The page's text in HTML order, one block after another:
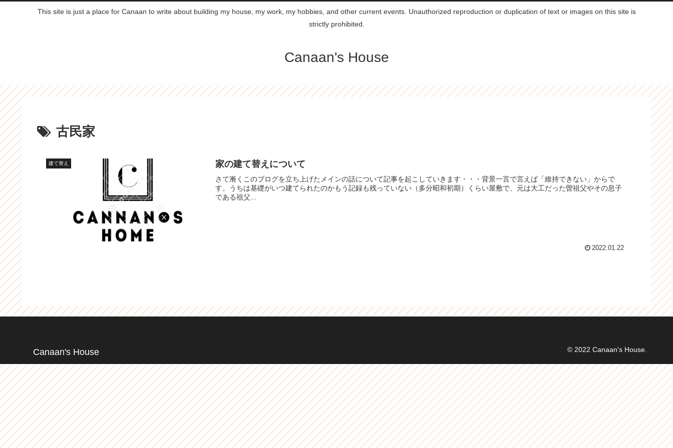
This site is just a place for Canaan to write about building my house, my work, my hobbies, and other current events. Unauthorized reproduction or duplication of text or images on this site is
strictly prohibited.
Canaan's House
古民家
建て替え 家の建て替えについて
さて漸くこのブログを立ち上げたメインの話について記事を起こしていきます・・・背景一言で言えば「維持できない」からで
す。うちは基礎がいつ建てられたのかもう記録も残っていない（多分昭和初期）くらい屋敷で、元は大工だった曽祖父やその息子
である祖父...
2022.01.22
Canaan's House © 2022 Canaan's House.